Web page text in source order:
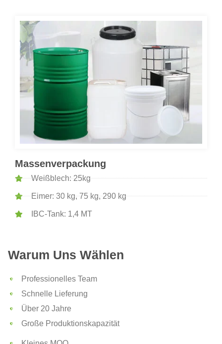
Massenverpackung
Weißblech: 25kg
Eimer: 30 kg, 75 kg, 290 kg
IBC-Tank: 1,4 MT
Warum Uns Wählen
Professionelles Team
Schnelle Lieferung
Über 20 Jahre
Große Produktionskapazität